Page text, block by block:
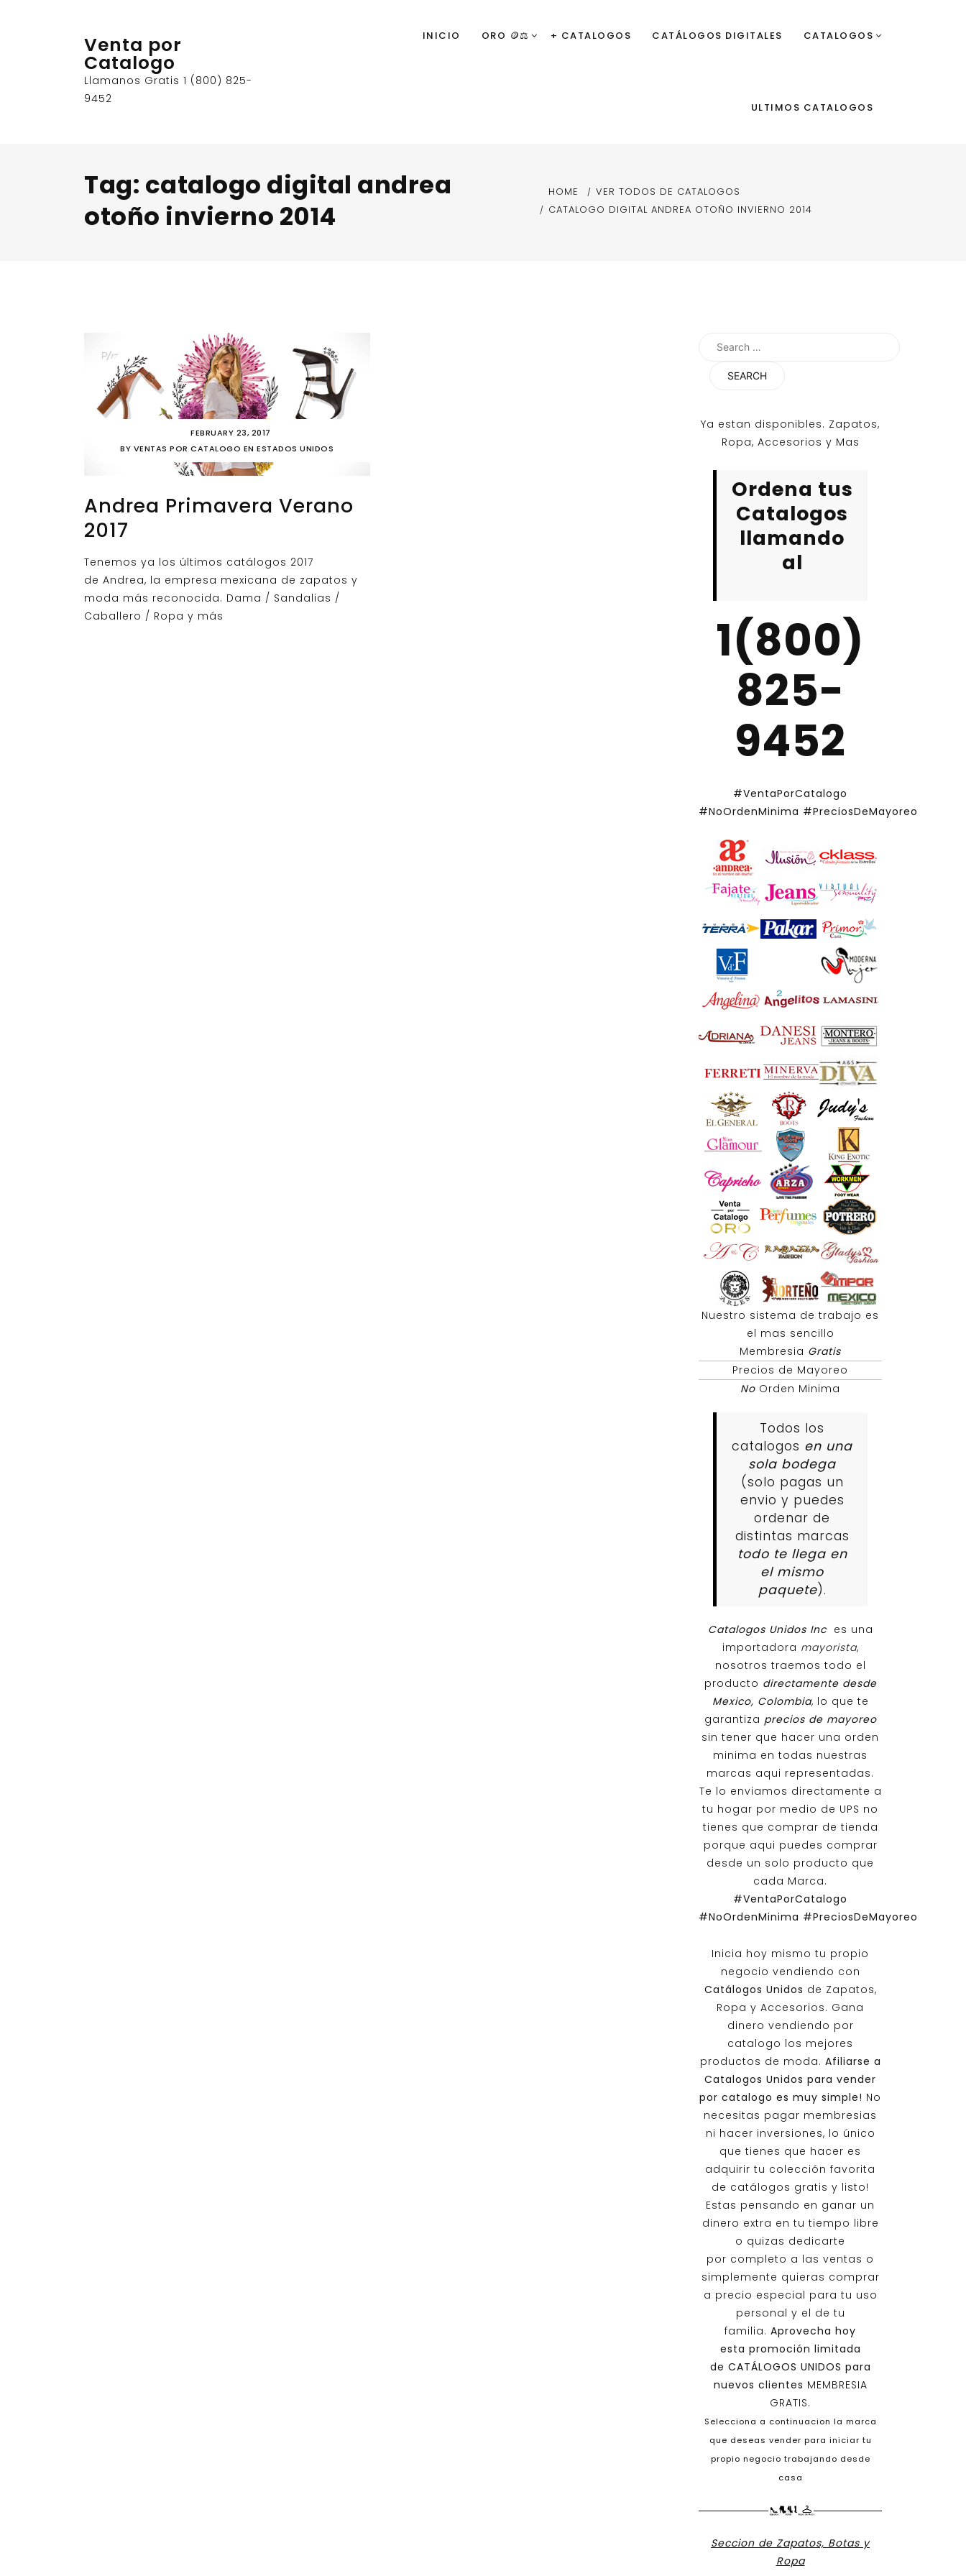
Venta por
Catalogo
Llamanos Gratis 1 (800) 825-
9452
INICIO ORO 🪙⚖️ + CATALOGOS CATÁLOGOS DIGITALES CATALOGOS
ULTIMOS CATALOGOS
Tag: catalogo digital andrea
otoño invierno 2014
HOME
VER TODOS DE CATALOGOS
CATALOGO DIGITAL ANDREA OTOÑO INVIERNO 2014
FEBRUARY 23, 2017
BY VENTAS POR CATALOGO EN ESTADOS UNIDOS
Andrea Primavera Verano
2017
Tenemos ya los últimos catálogos 2017
de Andrea, la empresa mexicana de zapatos y
moda más reconocida. Dama / Sandalias /
Caballero / Ropa y más
Search
Ya estan disponibles. Zapatos,
Ropa, Accesorios y Mas
Ordena tus
Catalogos
llamando
al
1(800)
825-
9452
#VentaPorCatalogo
#NoOrdenMinima #PreciosDeMayoreo
Nuestro sistema de trabajo es
el mas sencillo
Membresia Gratis
Precios de Mayoreo
No Orden Minima
Todos los
catalogos en una
sola bodega
(solo pagas un
envio y puedes
ordenar de
distintas marcas
todo te llega en
el mismo
paquete).
Catalogos Unidos Inc es una
importadora mayorista,
nosotros traemos todo el
producto directamente desde
Mexico, Colombia, lo que te
garantiza precios de mayoreo
sin tener que hacer una orden
minima en todas nuestras
marcas aqui representadas.
Te lo enviamos directamente a
tu hogar por medio de UPS no
tienes que comprar de tienda
porque aqui puedes comprar
desde un solo producto que
cada Marca.
#VentaPorCatalogo
#NoOrdenMinima #PreciosDeMayoreo
Inicia hoy mismo tu propio
negocio vendiendo con
Catálogos Unidos de Zapatos,
Ropa y Accesorios. Gana
dinero vendiendo por
catalogo los mejores
productos de moda. Afiliarse a
Catalogos Unidos para vender
por catalogo es muy simple! No
necesitas pagar membresias
ni hacer inversiones, lo único
que tienes que hacer es
adquirir tu colección favorita
de catálogos gratis y listo!
Estas pensando en ganar un
dinero extra en tu tiempo libre
o quizas dedicarte
por completo a las ventas o
simplemente quieras comprar
a precio especial para tu uso
personal y el de tu
familia. Aprovecha hoy
esta promoción limitada
de CATÁLOGOS UNIDOS para
nuevos clientes MEMBRESIA
GRATIS.
Selecciona a continuacion la marca
que deseas vender para iniciar tu
propio negocio trabajando desde
casa
Seccion de Zapatos, Botas y
Ropa